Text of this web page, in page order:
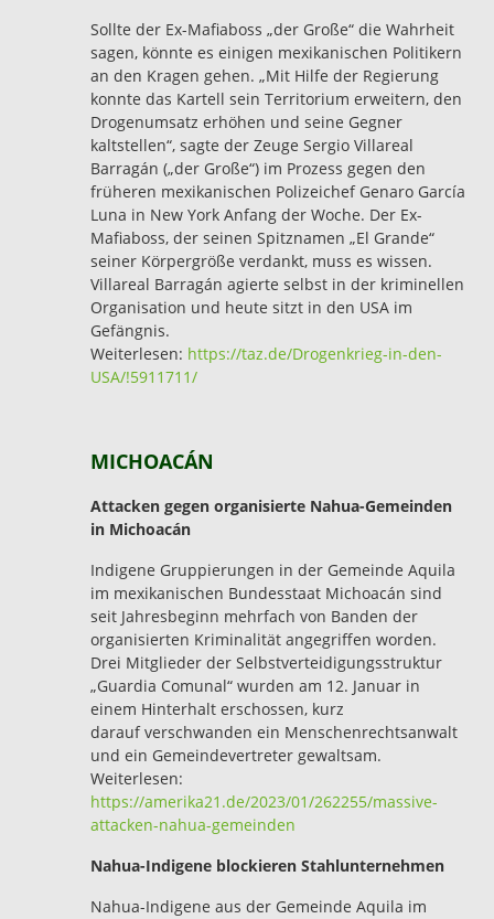
Sollte der Ex-Mafiaboss „der Große“ die Wahrheit
sagen, könnte es einigen mexikanischen Politikern
an den Kragen gehen. „Mit Hilfe der Regierung
konnte das Kartell sein Territorium erweitern, den
Drogenumsatz erhöhen und seine Gegner
kaltstellen“, sagte der Zeuge Sergio Villareal
Barragán („der Große“) im Prozess gegen den
früheren mexikanischen Polizeichef Genaro García
Luna in New York Anfang der Woche. Der Ex-
Mafiaboss, der seinen Spitznamen „El Grande“
seiner Körpergröße verdankt, muss es wissen.
Villareal Barragán agierte selbst in der kriminellen
Organisation und heute sitzt in den USA im
Gefängnis.
Weiterlesen: https://taz.de/Drogenkrieg-in-den-
USA/!5911711/
MICHOACÁN
Attacken gegen organisierte Nahua-Gemeinden
in Michoacán
Indigene Gruppierungen in der Gemeinde Aquila
im mexikanischen Bundesstaat Michoacán sind
seit Jahresbeginn mehrfach von Banden der
organisierten Kriminalität angegriffen worden.
Drei Mitglieder der Selbstverteidigungsstruktur
„Guardia Comunal“ wurden am 12. Januar in
einem Hinterhalt erschossen, kurz
darauf verschwanden ein Menschenrechtsanwalt
und ein Gemeindevertreter gewaltsam.
Weiterlesen:
https://amerika21.de/2023/01/262255/massive-
attacken-nahua-gemeinden
Nahua-Indigene blockieren Stahlunternehmen
Nahua-Indigene aus der Gemeinde Aquila im